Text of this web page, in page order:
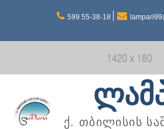
599 55-38-18
ქ. თბილისის